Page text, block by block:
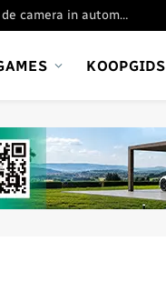
Oppo Find X9 Ultra: de mooiste plaatjes met de camera in automatische stand
KOOPGIDS